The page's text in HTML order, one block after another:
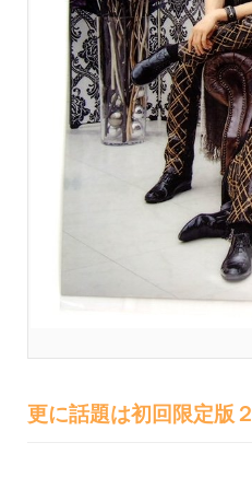
更に話題は初回限定版